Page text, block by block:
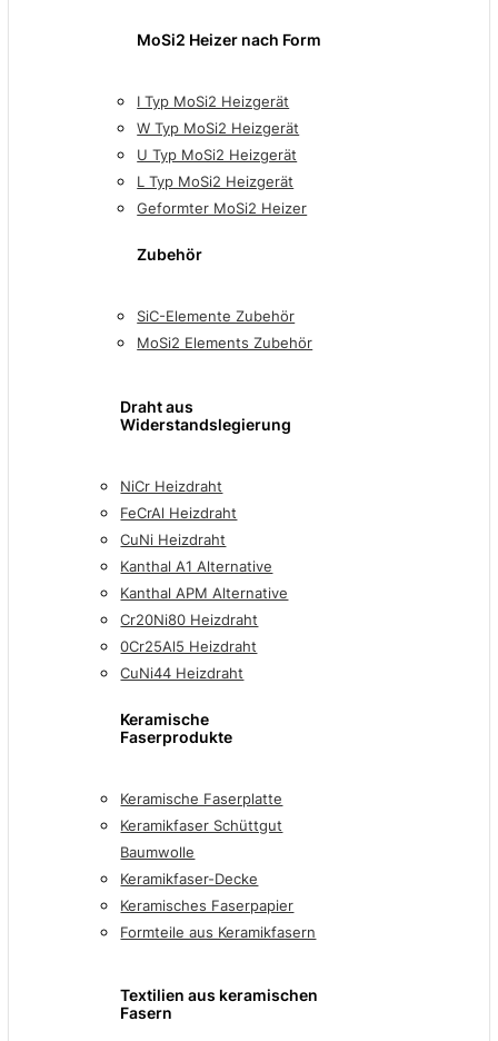
MoSi2 Heizer nach Form
I Typ MoSi2 Heizgerät
W Typ MoSi2 Heizgerät
U Typ MoSi2 Heizgerät
L Typ MoSi2 Heizgerät
Geformter MoSi2 Heizer
Zubehör
SiC-Elemente Zubehör
MoSi2 Elements Zubehör
Draht aus
Widerstandslegierung
NiCr Heizdraht
FeCrAl Heizdraht
CuNi Heizdraht
Kanthal A1 Alternative
Kanthal APM Alternative
Cr20Ni80 Heizdraht
0Cr25Al5 Heizdraht
CuNi44 Heizdraht
Keramische
Faserprodukte
Keramische Faserplatte
Keramikfaser Schüttgut
Baumwolle
Keramikfaser-Decke
Keramisches Faserpapier
Formteile aus Keramikfasern
Textilien aus keramischen
Fasern